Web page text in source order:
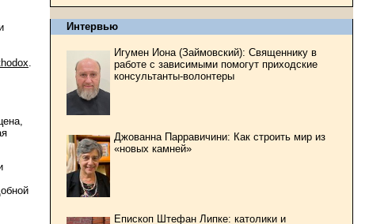
.
Интервью
Игумен Иона (Займовский): Священнику в
работе с зависимыми помогут приходские
консультанты-волонтеры
Джованна Парравичини: Как строить мир из
«новых камней»
Епископ Штефан Липке: католики и